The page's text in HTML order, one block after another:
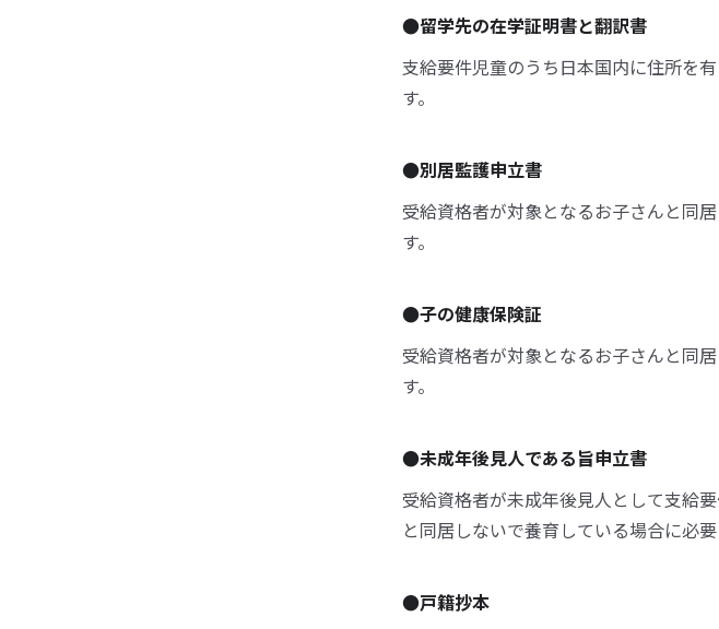
●留学先の在学証明書と翻訳書
支給要件児童のうち日本国内に住所を
す。
●別居監護申立書
受給資格者が対象となるお子さんと同
す。
●子の健康保険証
受給資格者が対象となるお子さんと同
す。
●未成年後見人である旨申立書
受給資格者が未成年後見人として支給
と同居しないで養育している場合に必要
●戸籍抄本